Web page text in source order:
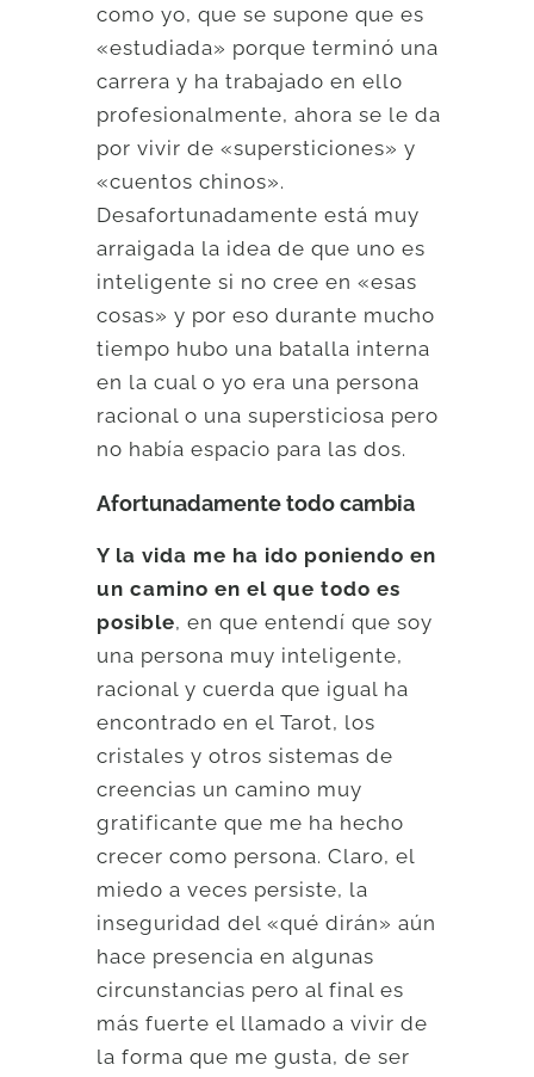
como yo, que se supone que es
«estudiada» porque terminó una
carrera y ha trabajado en ello
profesionalmente, ahora se le da
por vivir de «supersticiones» y
«cuentos chinos».
Desafortunadamente está muy
arraigada la idea de que uno es
inteligente si no cree en «esas
cosas» y por eso durante mucho
tiempo hubo una batalla interna
en la cual o yo era una persona
racional o una supersticiosa pero
no había espacio para las dos.
Afortunadamente todo cambia
Y la vida me ha ido poniendo en
un camino en el que todo es
posible, en que entendí que soy
una persona muy inteligente,
racional y cuerda que igual ha
encontrado en el Tarot, los
cristales y otros sistemas de
creencias un camino muy
gratificante que me ha hecho
crecer como persona. Claro, el
miedo a veces persiste, la
inseguridad del «qué dirán» aún
hace presencia en algunas
circunstancias pero al final es
más fuerte el llamado a vivir de
la forma que me gusta, de ser